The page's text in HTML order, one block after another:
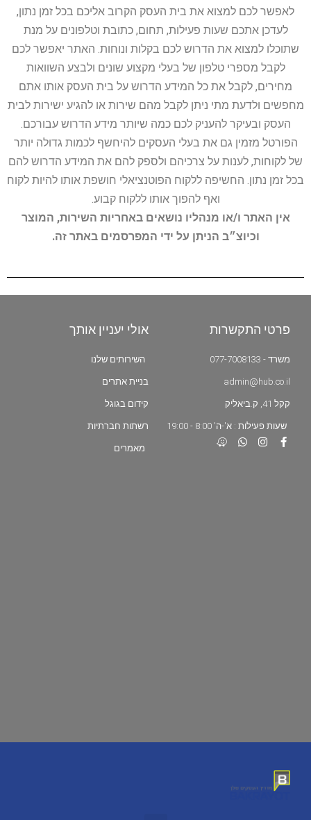
לאפשר לכם למצוא את בית העסק הקרוב אליכם בכל זמן נתון,
לעדכן אתכם שעות פעילות, תחום, כתובת וטלפונים על מנת
שתוכלו למצוא את הדרוש לכם בקלות ונוחות. האתר יאפשר לכם
לקבל מספרי טלפון של בעלי מקצוע שונים ולבצע השוואות
מחירים, לקבל את כל המידע הדרוש על בית העסק אותו אתם
מחפשים ולדעת מתי ניתן לקבל מהם שירות או להגיע ישירות לבית
העסק ובעיקר להעניק לכם כמה שיותר מידע הדרוש עבורכם.
הפורטל מזמין גם את בעלי העסקים להיחשף לכמות גדולה יותר
של לקוחות, לענות על צרכיהם ולספק להם את המידע הדרוש להם
בכל זמן נתון. החשיפה ללקוח הפוטנציאלי חושפת אותו להיות לקוח
ואף להפוך אותו ללקוח קבוע.
אין האתר ו/או מנהליו נושאים באחריות השירות, המוצר
וכיוצ״ב הניתן על ידי המפרסמים באתר זה.
פרטי התקשרות
משרד - 077-7008133
admin@hub.co.il
קקל 41, ק.ביאליק
שעות פעילות : א'-ה' 8:00 - 19:00
אולי יעניין אותך
השירותים שלנו
בניית אתרים
קידום בגוגל
רשתות חברתיות
מאמרים